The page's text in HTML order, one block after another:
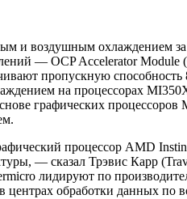
и воздушным охлаждением
— OCP Accelerator Module
пропускную
на процессорах
графических
процессор AMD
— сказал Трэвис Карр
лидируют по
обработки данных по